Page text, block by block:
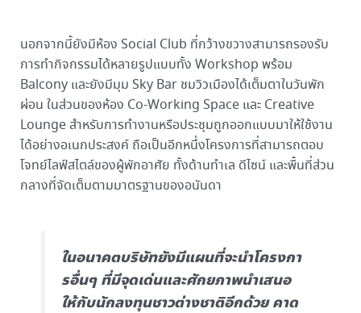
นอกจากนี้ยังมีห้อง Social Club ที่กว้างขวางสามารถรองรับ
การทำกิจกรรมได้หลายรูปแบบทั้ง Workshop พร้อม
Balcony และยังมีมุม Sky Bar ชมวิวเมืองได้เต็มตาในวันพัก
ผ่อน ในส่วนของห้อง Co-Working Space และ Creative
Lounge สำหรับการทำงานหรือประชุมถูกออกแบบมาให้ใช้งาน
ได้อย่างอเนกประสงค์ ถือเป็นอีกหนึ่งโครงการที่สามารถตอบ
โจทย์ไลฟ์สไตล์ของผู้พักอาศัย ทั้งด้านทำเล ดีไซน์ และพื้นที่ส่วน
กลางที่จัดเต็มตามมาตรฐานของอนันดา
ในอนาคตบริษัทยังมีแผนที่จะนำโครงกา
รอื่นๆ ที่มีจุดเด่นและศักยภาพนำเสนอ
ให้กับนักลงทุนชาวต่างชาติอีกด้วย คาด